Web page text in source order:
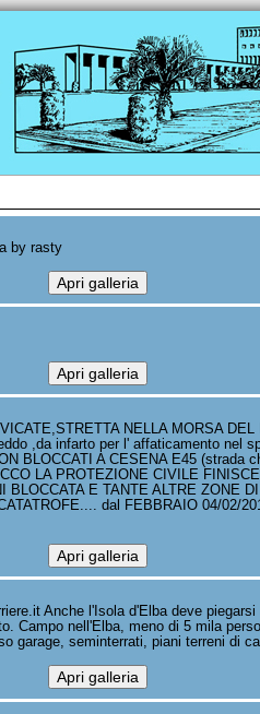
by rasty
NELLA MORSA
,da infarto per l' affaticamento nel
BLOCCATI A CESENA E45 (strada
LA PROTEZIONE CIVILE
E TANTE ALTRE ZONE
dal FEBBRAIO 04/02/
Anche l'Isola d'Elba deve
Campo nell'Elba, meno di 5 mila
garage, seminterrati, piani terreni di